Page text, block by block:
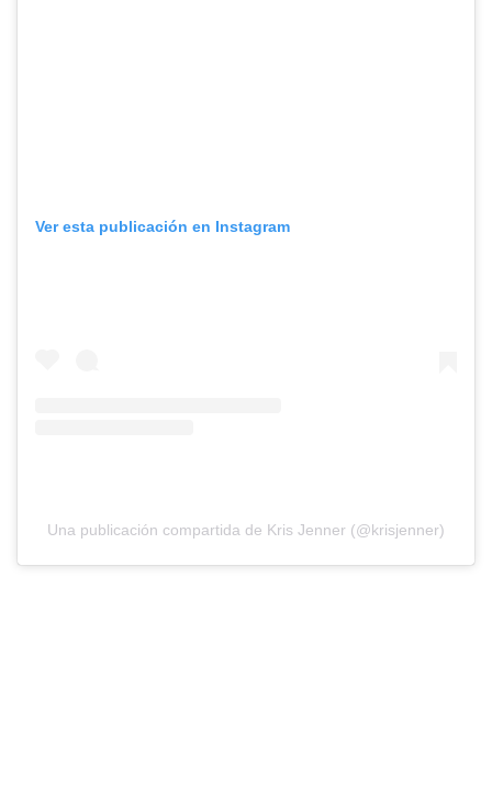
Ver esta publicación en Instagram
Una publicación compartida de Kris Jenner (@krisjenner)